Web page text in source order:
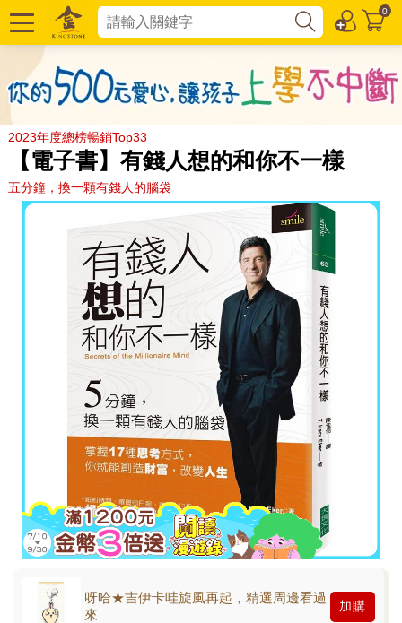
0
2023年度總榜暢銷Top33
【電子書】有錢人想的和你不一樣
五分鐘，換一顆有錢人的腦袋
呀哈★吉伊卡哇旋風再起，精選周邊看過
來
加購